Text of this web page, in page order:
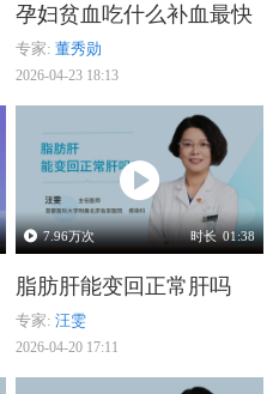
孕妇贫血吃什么补血最快
专家:董秀勋
2026-04-23 18:13
7.96万次 时长 01:38
脂肪肝能变回正常肝吗
专家:汪雯
2026-04-20 17:11